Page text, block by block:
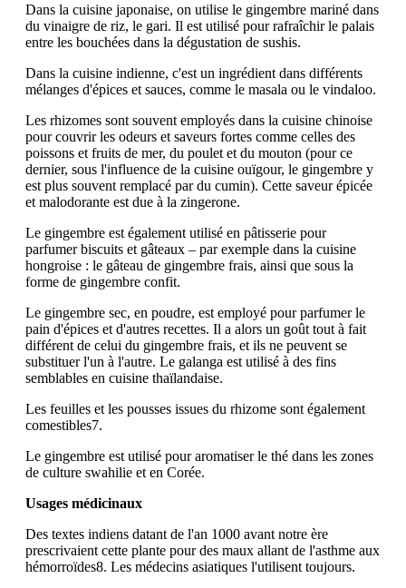
Dans la cuisine japonaise, on utilise le gingembre mariné dans
du vinaigre de riz, le gari. Il est utilisé pour rafraîchir le palais
entre les bouchées dans la dégustation de sushis.
Dans la cuisine indienne, c'est un ingrédient dans différents
mélanges d'épices et sauces, comme le masala ou le vindaloo.
Les rhizomes sont souvent employés dans la cuisine chinoise
pour couvrir les odeurs et saveurs fortes comme celles des
poissons et fruits de mer, du poulet et du mouton (pour ce
dernier, sous l'influence de la cuisine ouïgour, le gingembre y
est plus souvent remplacé par du cumin). Cette saveur épicée
et malodorante est due à la zingerone.
Le gingembre est également utilisé en pâtisserie pour
parfumer biscuits et gâteaux – par exemple dans la cuisine
hongroise : le gâteau de gingembre frais, ainsi que sous la
forme de gingembre confit.
Le gingembre sec, en poudre, est employé pour parfumer le
pain d'épices et d'autres recettes. Il a alors un goût tout à fait
différent de celui du gingembre frais, et ils ne peuvent se
substituer l'un à l'autre. Le galanga est utilisé à des fins
semblables en cuisine thaïlandaise.
Les feuilles et les pousses issues du rhizome sont également
comestibles7.
Le gingembre est utilisé pour aromatiser le thé dans les zones
de culture swahilie et en Corée.
Usages médicinaux
Des textes indiens datant de l'an 1000 avant notre ère
prescrivaient cette plante pour des maux allant de l'asthme aux
hémorroïdes8. Les médecins asiatiques l'utilisent toujours.